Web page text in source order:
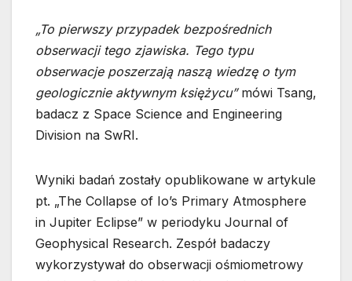
„To pierwszy przypadek bezpośrednich
obserwacji tego zjawiska. Tego typu
obserwacje poszerzają naszą wiedzę o tym
geologicznie aktywnym księżycu”mówi Tsang,
badacz z Space Science and Engineering
Division na SwRI.
Wyniki badań zostały opublikowane w artykule
pt. „The Collapse of Io’s Primary Atmosphere
in Jupiter Eclipse” w periodyku Journal of
Geophysical Research. Zespół badaczy
wykorzystywał do obserwacji ośmiometrowy